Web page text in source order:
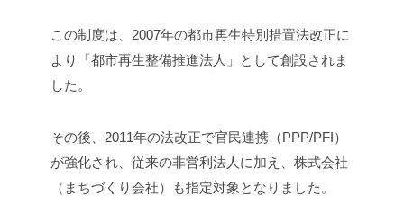
この制度は、2007年の都市再生特別措置法改正に
より「都市再生整備推進法人」として創設されま
した。
その後、2011年の法改正で官民連携（PPP/PFI）
が強化され、従来の非営利法人に加え、株式会社
（まちづくり会社）も指定対象となりました。